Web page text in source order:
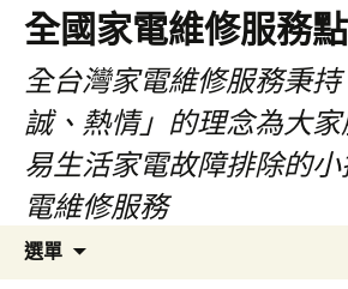
全國家電維修服務點
全台灣家電維修服務秉
誠、熱情」的理念為大
易生活家電故障排除的
電維修服務
選單